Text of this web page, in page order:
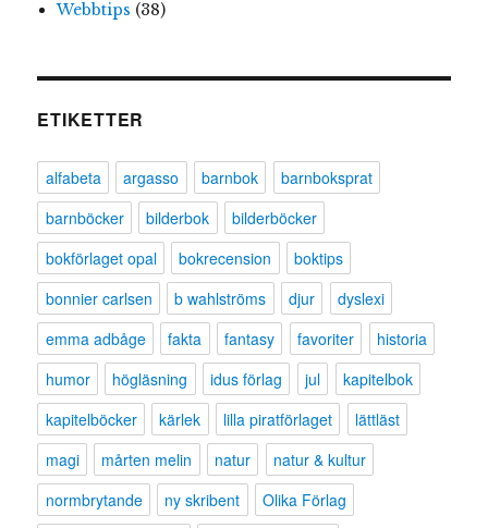
Webbtips (38)
ETIKETTER
alfabeta argasso barnbok
barnboksprat
barnböcker
bilderbok
bilderböcker
bokförlaget opal
bokrecension
boktips
bonnier carlsen
b wahlströms djur
dyslexi
emma adbåge
fakta fantasy favoriter
historia
humor
högläsning idus förlag jul
kapitelbok
kapitelböcker
kärlek lilla piratförlaget
lättläst
magi
mårten melin natur
natur & kultur
normbrytande
ny skribent
Olika Förlag